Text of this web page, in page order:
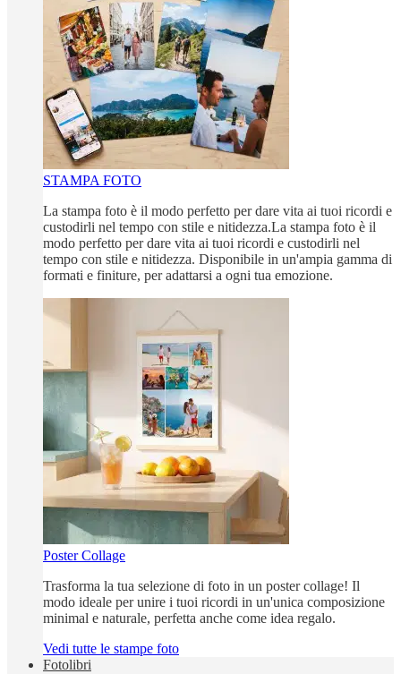
STAMPA FOTO
La stampa foto è il modo perfetto per dare vita ai tuoi ricordi e
custodirli nel tempo con stile e nitidezza.La stampa foto è il
modo perfetto per dare vita ai tuoi ricordi e custodirli nel
tempo con stile e nitidezza. Disponibile in un'ampia gamma di
formati e finiture, per adattarsi a ogni tua emozione.
Poster Collage
Trasforma la tua selezione di foto in un poster collage! Il
modo ideale per unire i tuoi ricordi in un'unica composizione
minimal e naturale, perfetta anche come idea regalo.
Vedi tutte le stampe foto
Fotolibri